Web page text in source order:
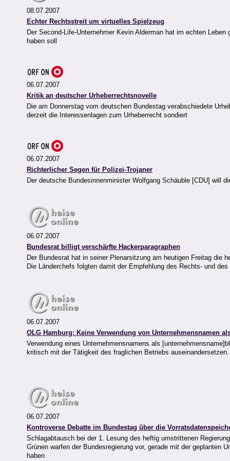
08.07.2007
Echter Rechtsstreit um virtuelles Spielzeug
Der Second-Life-Unternehmer Kevin Alderman hat im echten
haben soll
06.07.2007
Kritik an deutscher Urheberrechtsnovelle
Die am Donnerstag vom deutschen Bundestag verabschiedete
derzeit die Interessenlagen zum Urheberrecht sondiert
06.07.2007
Richterlicher Segen für Polizei-Trojaner
Der deutsche Bundesinnenminister Wolfgang Schäuble [CDU] will
06.07.2007
Bundesrat billigt verschärfte Hackerparagraphen
Der Bundesrat hat in seiner Plenarsitzung am heutigen Freitag die
Die Länderchefs folgten damit der Empfehlung des Rechts- und
06.07.2007
OLG Hamburg: Keine Verwendung von Unternehmensnamen
Verwendung eines Unternehmensnamens als
kritisch mit der Tätigkeit des fraglichen Betriebs auseinandersetzen.
06.07.2007
Kontroverse Debatte im Bundestag über die
Schlagabtausch bei der 1. Lesung des heftig umstrittenen
Grünen warfen der Bundesregierung vor, gerade mit der geplanten
haben